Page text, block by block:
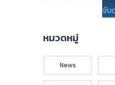
หมวดหมู่
News